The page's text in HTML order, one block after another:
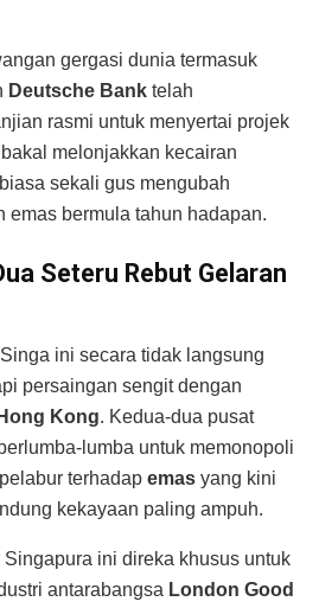
gergasi dunia termasuk
Deutsche Bank telah
rasmi untuk menyertai projek
melonjakkan kecairan
sekali gus mengubah
emas bermula tahun hadapan.
Seteru Rebut Gelaran
ini secara tidak langsung
persaingan sengit dengan
Hong Kong. Kedua-dua pusat
lumba untuk memonopoli
terhadap emas yang kini
kekayaan paling ampuh.
Singapura ini direka khusus untuk
antarabangsa London Good